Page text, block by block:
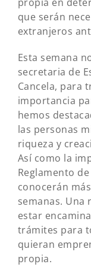
que serán
extranjeros
Esta semana
secretaria de
Cancela, para
importancia
hemos
las personas
riqueza y
Así como la
Reglamento
conocerán
semanas. Una
estar
trámites para
quieran
propia.